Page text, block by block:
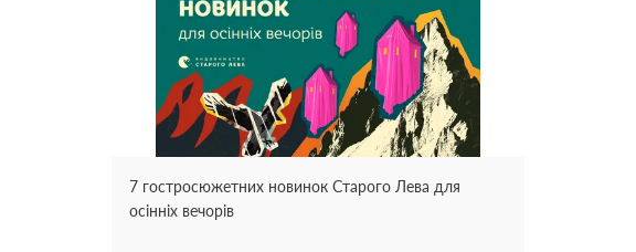
7 гостросюжетних новинок Старого Лева для
осінніх вечорів